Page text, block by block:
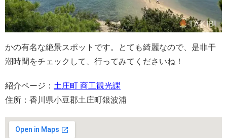
かの有名な絶景スポットです。とても綺麗なので、是非干
潮時間をチェックして、行ってみてくださいね！
紹介ページ： 土庄町 商工観光課
住所：香川県小豆郡土庄町銀波浦